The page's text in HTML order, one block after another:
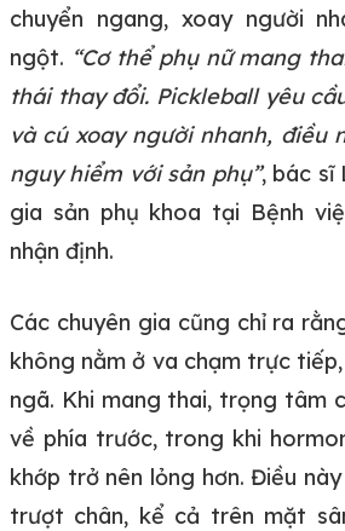
chuyển ngang, xoay người
ngột. “Cơ thể phụ nữ mang
thái thay đổi. Pickleball yêu
và cú xoay người nhanh, điều
nguy hiểm với sản phụ”, bác sĩ
gia sản phụ khoa tại Bệnh
nhận định.
Các chuyên gia cũng chỉ ra
không nằm ở va chạm trực
ngã. Khi mang thai, trọng tâm
về phía trước, trong khi
khớp trở nên lỏng hơn. Điều
trượt chân, kể cả trên mặt